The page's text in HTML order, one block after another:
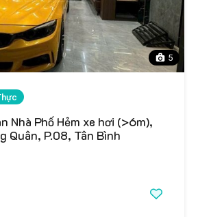
5
Nhà Phố Hẻm xe hơi (>6m),
Quân, P.08, Tân Bình